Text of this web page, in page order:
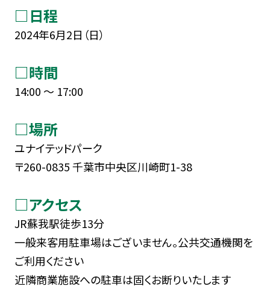
□日程
2024年6月2日（日）
□時間
14:00 ～ 17:00
□場所
ユナイテッドパーク
〒260-0835 千葉市中央区川崎町1-38
□アクセス
JR蘇我駅徒歩13分
一般来客用駐車場はございません。公共交通機関を
ご利用ください
近隣商業施設への駐車は固くお断りいたします